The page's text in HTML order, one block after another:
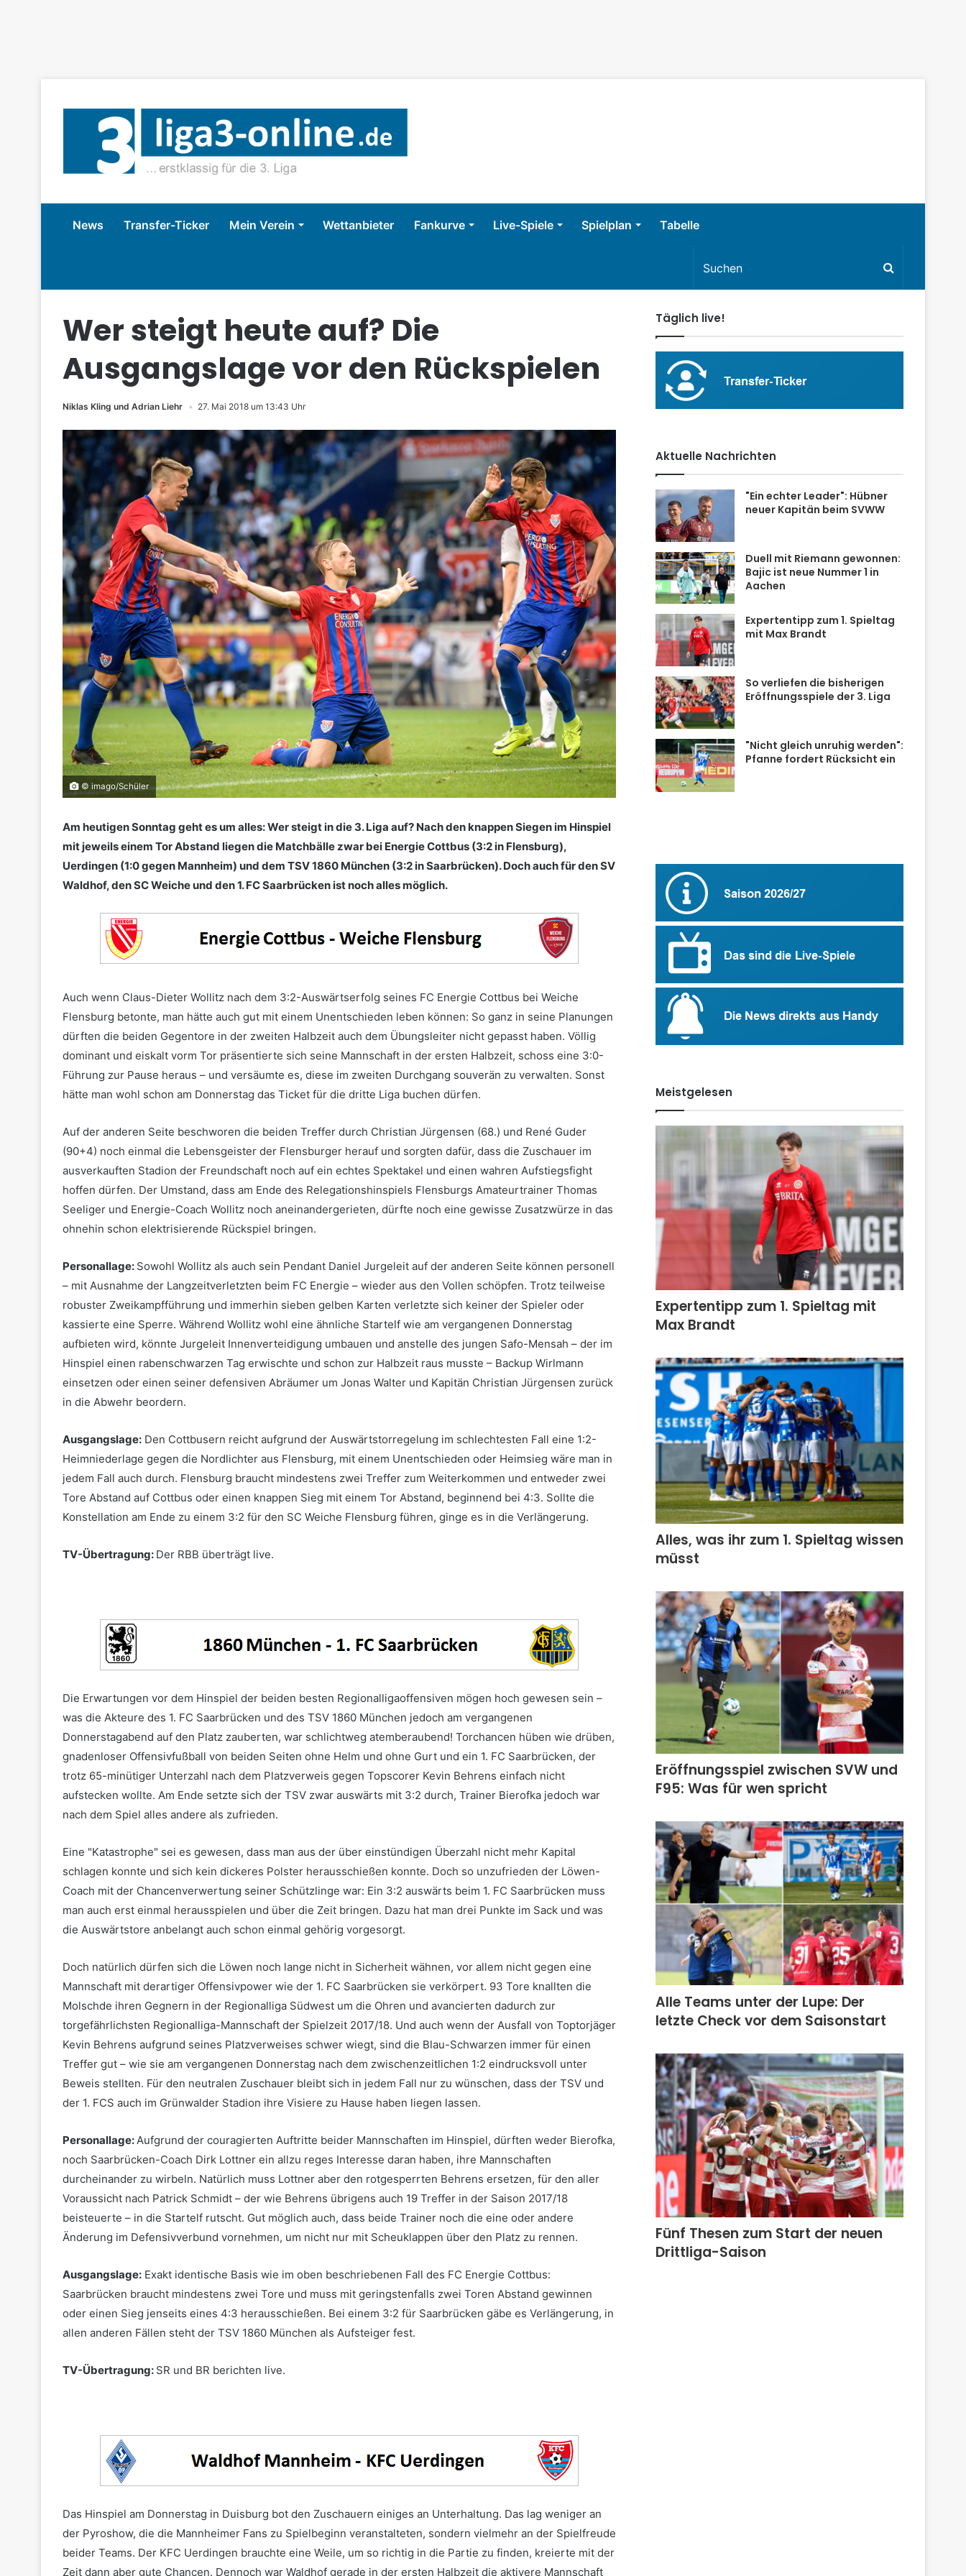
News Transfer-Ticker Mein Verein Wettanbieter Fankurve Live-Spiele Spielplan Tabelle
Wer steigt heute auf? Die
Ausgangslage vor den Rückspielen
Niklas Kling und Adrian Liehr 27. Mai 2018 um 13:43 Uhr
© imago/Schüler
Am heutigen Sonntag geht es um alles: Wer steigt in die 3. Liga auf? Nach den knappen Siegen im Hinspiel
mit jeweils einem Tor Abstand liegen die Matchbälle zwar bei Energie Cottbus (3:2 in Flensburg),
Uerdingen (1:0 gegen Mannheim) und dem TSV 1860 München (3:2 in Saarbrücken). Doch auch für den SV
Waldhof, den SC Weiche und den 1. FC Saarbrücken ist noch alles möglich.
Auch wenn Claus-Dieter Wollitz nach dem 3:2-Auswärtserfolg seines FC Energie Cottbus bei Weiche
Flensburg betonte, man hätte auch gut mit einem Unentschieden leben können: So ganz in seine Planungen
dürften die beiden Gegentore in der zweiten Halbzeit auch dem Übungsleiter nicht gepasst haben. Völlig
dominant und eiskalt vorm Tor präsentierte sich seine Mannschaft in der ersten Halbzeit, schoss eine 3:0-
Führung zur Pause heraus – und versäumte es, diese im zweiten Durchgang souverän zu verwalten. Sonst
hätte man wohl schon am Donnerstag das Ticket für die dritte Liga buchen dürfen.
Auf der anderen Seite beschworen die beiden Treffer durch Christian Jürgensen (68.) und René Guder
(90+4) noch einmal die Lebensgeister der Flensburger herauf und sorgten dafür, dass die Zuschauer im
ausverkauften Stadion der Freundschaft noch auf ein echtes Spektakel und einen wahren Aufstiegsfight
hoffen dürfen. Der Umstand, dass am Ende des Relegationshinspiels Flensburgs Amateurtrainer Thomas
Seeliger und Energie-Coach Wollitz noch aneinandergerieten, dürfte noch eine gewisse Zusatzwürze in das
ohnehin schon elektrisierende Rückspiel bringen.
Personallage: Sowohl Wollitz als auch sein Pendant Daniel Jurgeleit auf der anderen Seite können personell
– mit Ausnahme der Langzeitverletzten beim FC Energie – wieder aus den Vollen schöpfen. Trotz teilweise
robuster Zweikampfführung und immerhin sieben gelben Karten verletzte sich keiner der Spieler oder
kassierte eine Sperre. Während Wollitz wohl eine ähnliche Startelf wie am vergangenen Donnerstag
aufbieten wird, könnte Jurgeleit Innenverteidigung umbauen und anstelle des jungen Safo-Mensah – der im
Hinspiel einen rabenschwarzen Tag erwischte und schon zur Halbzeit raus musste – Backup Wirlmann
einsetzen oder einen seiner defensiven Abräumer um Jonas Walter und Kapitän Christian Jürgensen zurück
in die Abwehr beordern.
Ausgangslage: Den Cottbusern reicht aufgrund der Auswärtstorregelung im schlechtesten Fall eine 1:2-
Heimniederlage gegen die Nordlichter aus Flensburg, mit einem Unentschieden oder Heimsieg wäre man in
jedem Fall auch durch. Flensburg braucht mindestens zwei Treffer zum Weiterkommen und entweder zwei
Tore Abstand auf Cottbus oder einen knappen Sieg mit einem Tor Abstand, beginnend bei 4:3. Sollte die
Konstellation am Ende zu einem 3:2 für den SC Weiche Flensburg führen, ginge es in die Verlängerung.
TV-Übertragung: Der RBB überträgt live.
Die Erwartungen vor dem Hinspiel der beiden besten Regionalligaoffensiven mögen hoch gewesen sein –
was die Akteure des 1. FC Saarbrücken und des TSV 1860 München jedoch am vergangenen
Donnerstagabend auf den Platz zauberten, war schlichtweg atemberaubend! Torchancen hüben wie drüben,
gnadenloser Offensivfußball von beiden Seiten ohne Helm und ohne Gurt und ein 1. FC Saarbrücken, der
trotz 65-minütiger Unterzahl nach dem Platzverweis gegen Topscorer Kevin Behrens einfach nicht
aufstecken wollte. Am Ende setzte sich der TSV zwar auswärts mit 3:2 durch, Trainer Bierofka jedoch war
nach dem Spiel alles andere als zufrieden.
Eine "Katastrophe" sei es gewesen, dass man aus der über einstündigen Überzahl nicht mehr Kapital
schlagen konnte und sich kein dickeres Polster herausschießen konnte. Doch so unzufrieden der Löwen-
Coach mit der Chancenverwertung seiner Schützlinge war: Ein 3:2 auswärts beim 1. FC Saarbrücken muss
man auch erst einmal herausspielen und über die Zeit bringen. Dazu hat man drei Punkte im Sack und was
die Auswärtstore anbelangt auch schon einmal gehörig vorgesorgt.
Doch natürlich dürfen sich die Löwen noch lange nicht in Sicherheit wähnen, vor allem nicht gegen eine
Mannschaft mit derartiger Offensivpower wie der 1. FC Saarbrücken sie verkörpert. 93 Tore knallten die
Molschde ihren Gegnern in der Regionalliga Südwest um die Ohren und avancierten dadurch zur
torgefährlichsten Regionalliga-Mannschaft der Spielzeit 2017/18. Und auch wenn der Ausfall von Toptorjäger
Kevin Behrens aufgrund seines Platzverweises schwer wiegt, sind die Blau-Schwarzen immer für einen
Treffer gut – wie sie am vergangenen Donnerstag nach dem zwischenzeitlichen 1:2 eindrucksvoll unter
Beweis stellten. Für den neutralen Zuschauer bleibt sich in jedem Fall nur zu wünschen, dass der TSV und
der 1. FCS auch im Grünwalder Stadion ihre Visiere zu Hause haben liegen lassen.
Personallage:Aufgrund der couragierten Auftritte beider Mannschaften im Hinspiel, dürften weder Bierofka,
noch Saarbrücken-Coach Dirk Lottner ein allzu reges Interesse daran haben, ihre Mannschaften
durcheinander zu wirbeln. Natürlich muss Lottner aber den rotgesperrten Behrens ersetzen, für den aller
Voraussicht nach Patrick Schmidt – der wie Behrens übrigens auch 19 Treffer in der Saison 2017/18
beisteuerte – in die Startelf rutscht. Gut möglich auch, dass beide Trainer noch die eine oder andere
Änderung im Defensivverbund vornehmen, um nicht nur mit Scheuklappen über den Platz zu rennen.
Ausgangslage: Exakt identische Basis wie im oben beschriebenen Fall des FC Energie Cottbus:
Saarbrücken braucht mindestens zwei Tore und muss mit geringstenfalls zwei Toren Abstand gewinnen
oder einen Sieg jenseits eines 4:3 herausschießen. Bei einem 3:2 für Saarbrücken gäbe es Verlängerung, in
allen anderen Fällen steht der TSV 1860 München als Aufsteiger fest.
TV-Übertragung: SR und BR berichten live.
Das Hinspiel am Donnerstag in Duisburg bot den Zuschauern einiges an Unterhaltung. Das lag weniger an
der Pyroshow, die die Mannheimer Fans zu Spielbeginn veranstalteten, sondern vielmehr an der Spielfreude
beider Teams. Der KFC Uerdingen brauchte eine Weile, um so richtig in die Partie zu finden, kreierte mit der
Zeit dann aber gute Chancen. Dennoch war Waldhof gerade in der ersten Halbzeit die aktivere Mannschaft
Täglich live!
Aktuelle Nachrichten
"Ein echter Leader": Hübner
neuer Kapitän beim SVWW
Duell mit Riemann gewonnen:
Bajic ist neue Nummer 1 in
Aachen
Expertentipp zum 1. Spieltag
mit Max Brandt
So verliefen die bisherigen
Eröffnungsspiele der 3. Liga
"Nicht gleich unruhig werden":
Pfanne fordert Rücksicht ein
Meistgelesen
Expertentipp zum 1. Spieltag mit
Max Brandt
Alles, was ihr zum 1. Spieltag wissen
müsst
Eröffnungsspiel zwischen SVW und
F95: Was für wen spricht
Alle Teams unter der Lupe: Der
letzte Check vor dem Saisonstart
Fünf Thesen zum Start der neuen
Drittliga-Saison